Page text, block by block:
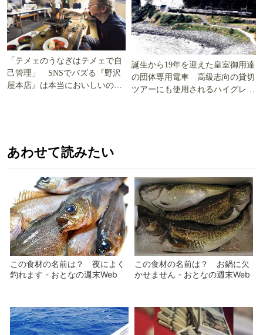
「テメェのうなぎはテメェで自
己管理」 SNSでバズる『野沢
屋本店』は本当においしいの
誕生から19年を迎えた皇室御用達
の団体専用電車 高級志向の貸切
ツアーにも使用されるハイグレー
あわせて読みたい
この食材の名前は？ 夜によく
釣れます - おとなの週末Web
この食材の名前は？ お鍋に欠
かせません - おとなの週末Web